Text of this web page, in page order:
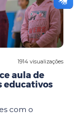
1914 visualizações
aula de
educativos
com o